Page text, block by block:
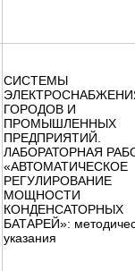
СИСТЕМЫ
ГОРОДОВ И
ПРОМЫШЛЕННЫХ
ПРЕДПРИЯТИЙ.
ЛАБОРАТОРНАЯ
«АВТОМАТИЧЕСКОЕ
РЕГУЛИРОВАНИЕ
МОЩНОСТИ
КОНДЕНСАТОРНЫХ
БАТАРЕЙ»:
указания